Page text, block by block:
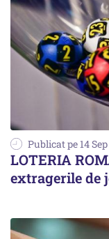
Publicat pe 14
LOTERIA
extragerile de